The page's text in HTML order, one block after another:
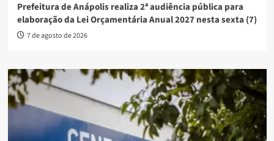
Prefeitura de Anápolis realiza 2ª audiência pública para
elaboração da Lei Orçamentária Anual 2027 nesta sexta (7)
7 de agosto de 2026